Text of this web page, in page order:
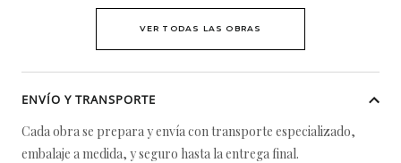
VER TODAS LAS OBRAS
ENVÍO Y TRANSPORTE
Cada obra se prepara y envía con transporte especializado,
embalaje a medida, y seguro hasta la entrega final.